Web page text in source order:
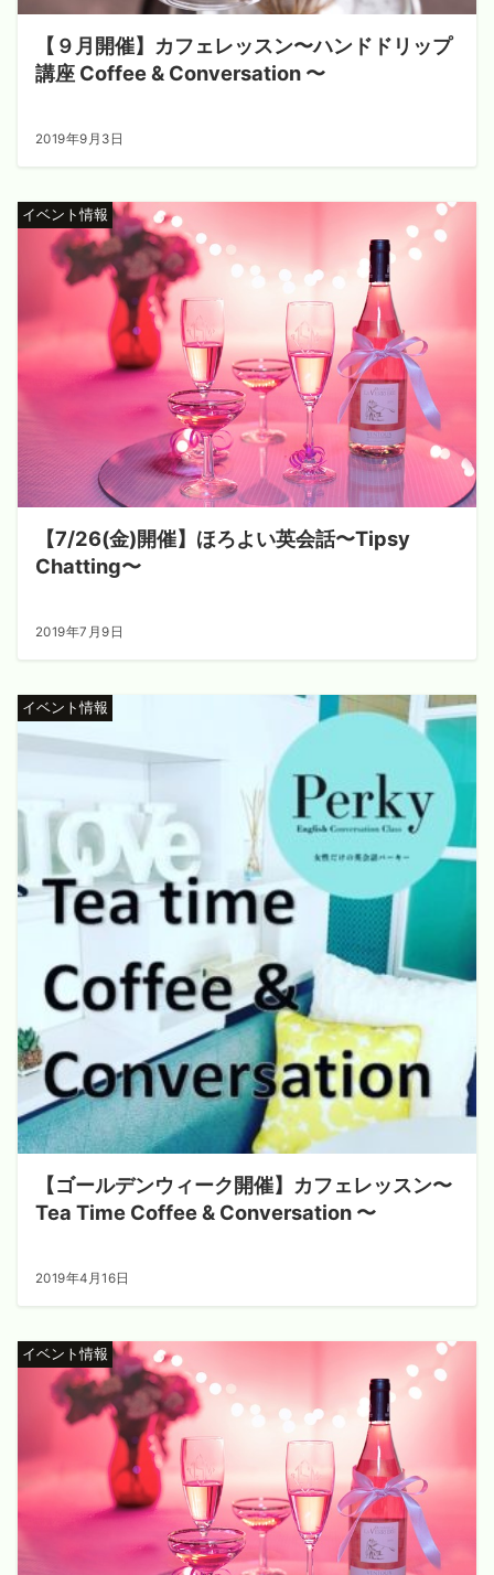
【９月開催】カフェレッスン〜ハンドドリップ
講座 Coffee & Conversation 〜
2019年9月3日
イベント情報
【7/26(金)開催】ほろよい英会話〜Tipsy
Chatting〜
2019年7月9日
イベント情報
【ゴールデンウィーク開催】カフェレッスン〜
Tea Time Coffee & Conversation 〜
2019年4月16日
イベント情報